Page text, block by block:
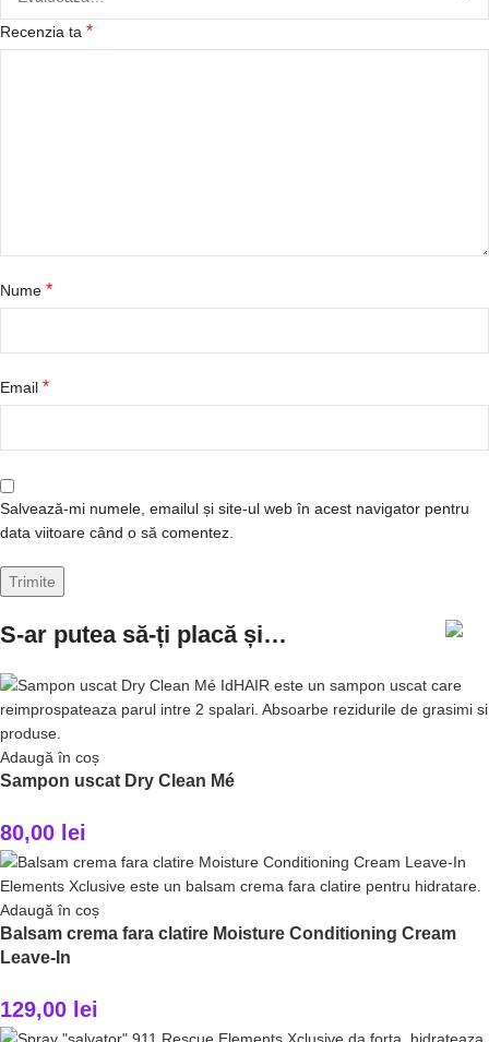
Recenzia ta *
Nume *
Email *
Salvează-mi numele, emailul și site-ul web în acest navigator pentru
data viitoare când o să comentez.
S-ar putea să-ți placă și…
Adaugă în coș
Sampon uscat Dry Clean Mé
80,00 lei
Adaugă în coș
Balsam crema fara clatire Moisture Conditioning Cream
Leave-In
129,00 lei